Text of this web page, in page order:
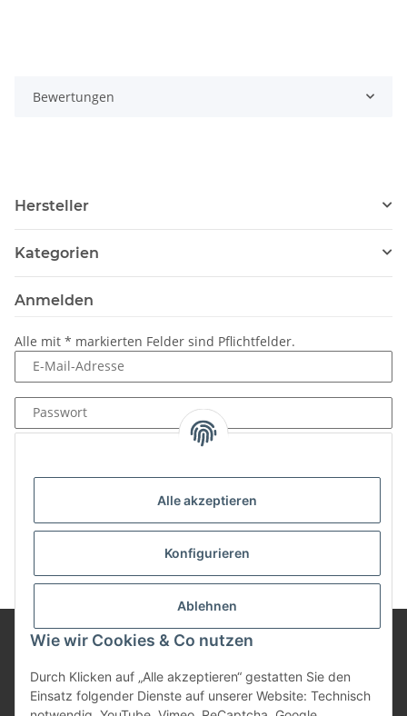
Alle akzeptieren
Konfigurieren
Ablehnen
Wie wir Cookies & Co nutzen
Durch Klicken auf „Alle akzeptieren“ gestatten Sie den
Einsatz folgender Dienste auf unserer Website: Technisch
Bewertungen
Hersteller
Kategorien
Anmelden
Alle mit * markierten Felder sind Pflichtfelder.
E-Mail-Adresse
Passwort
Neu hier?Jetzt registrieren!
Informationen